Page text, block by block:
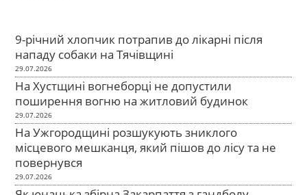
9-річний хлопчик потрапив до лікарні після
нападу собаки на Тячівщині
29.07.2026
На Хустщині вогнеборці не допустили
поширення вогню на житловий будинок
29.07.2026
На Ужгородщині розшукують зниклого
місцевого мешканця, який пішов до лісу та не
повернувся
29.07.2026